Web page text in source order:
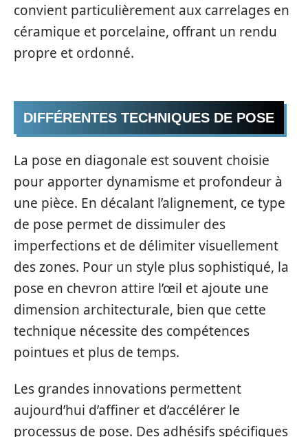
convient particulièrement aux carrelages en
céramique et porcelaine, offrant un rendu
propre et ordonné.
DIFFÉRENTES TECHNIQUES DE POSE
La pose en diagonale est souvent choisie
pour apporter dynamisme et profondeur à
une pièce. En décalant l’alignement, ce type
de pose permet de dissimuler des
imperfections et de délimiter visuellement
des zones. Pour un style plus sophistiqué, la
pose en chevron attire l’œil et ajoute une
dimension architecturale, bien que cette
technique nécessite des compétences
pointues et plus de temps.
Les grandes innovations permettent
aujourd’hui d’affiner et d’accélérer le
processus de pose. Des adhésifs spécifiques